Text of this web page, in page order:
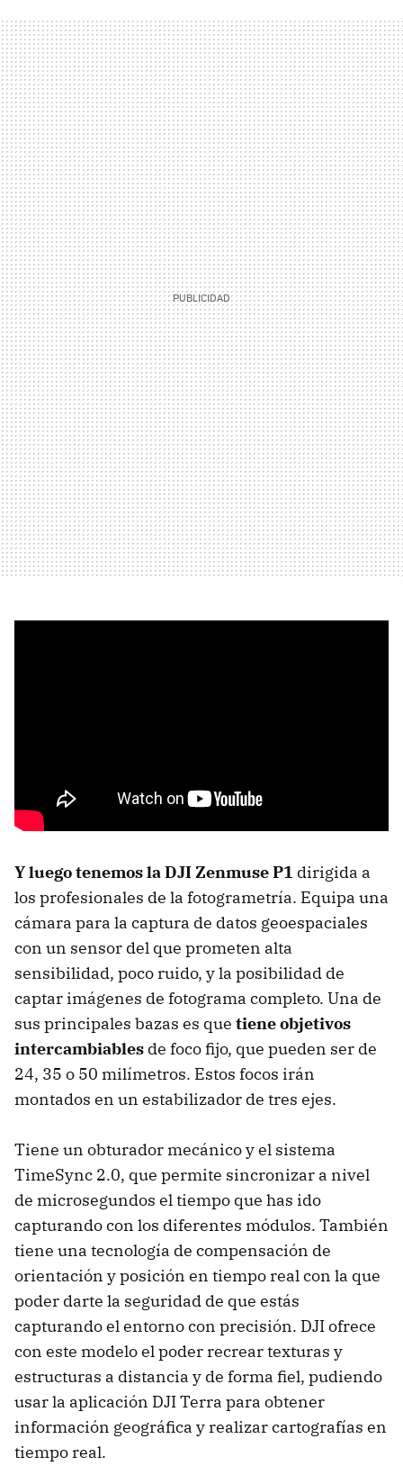
Y luego tenemos la DJI Zenmuse P1 dirigida a
los profesionales de la fotogrametría. Equipa una
cámara para la captura de datos geoespaciales
con un sensor del que prometen alta
sensibilidad, poco ruido, y la posibilidad de
captar imágenes de fotograma completo. Una de
sus principales bazas es que tiene objetivos
intercambiables de foco fijo, que pueden ser de
24, 35 o 50 milímetros. Estos focos irán
montados en un estabilizador de tres ejes.
Tiene un obturador mecánico y el sistema
TimeSync 2.0, que permite sincronizar a nivel
de microsegundos el tiempo que has ido
capturando con los diferentes módulos. También
tiene una tecnología de compensación de
orientación y posición en tiempo real con la que
poder darte la seguridad de que estás
capturando el entorno con precisión. DJI ofrece
con este modelo el poder recrear texturas y
estructuras a distancia y de forma fiel, pudiendo
usar la aplicación DJI Terra para obtener
información geográfica y realizar cartografías en
tiempo real.